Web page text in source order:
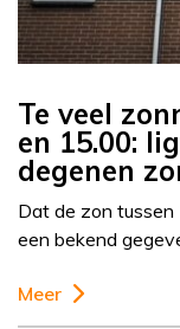
Te veel
en 15.00:
degenen
Dat de zon
een bekend
Meer